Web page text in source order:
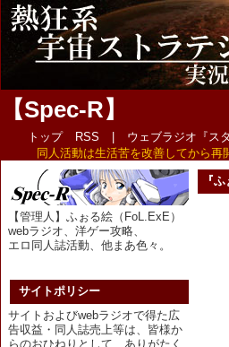
【Spec-R】
トップ RSS ウェブラジオ『ス
同人活動は生活苦を改善してから再
『
【管理人】ふぉる絵（FoL.ExE）
webラジオ、洋ゲー攻略、
エロ同人誌活動、他まあ色々。
サイトポリシー
サイトおよびwebラジオで得た広
告収益・同人誌売上等は、皆様か
らのおひねりとして、ありがたく